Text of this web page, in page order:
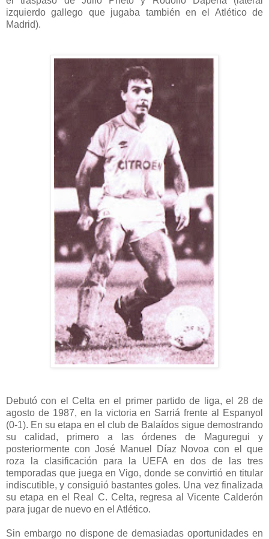
izquierdo gallego que jugaba también en el Atlético de
Madrid).
Debutó con el Celta en el primer partido de liga, el 28 de
agosto de 1987, en la victoria en Sarriá frente al Espanyol
(0-1). En su etapa en el club de Balaídos sigue demostrando
su calidad, primero a las órdenes de Maguregui y
posteriormente con José Manuel Díaz Novoa con el que
roza la clasificación para la UEFA en dos de las tres
temporadas que juega en Vigo, donde se convirtió en titular
indiscutible, y consiguió bastantes goles. Una vez finalizada
su etapa en el Real C. Celta, regresa al Vicente Calderón
para jugar de nuevo en el Atlético.
Sin embargo no dispone de demasiadas oportunidades en